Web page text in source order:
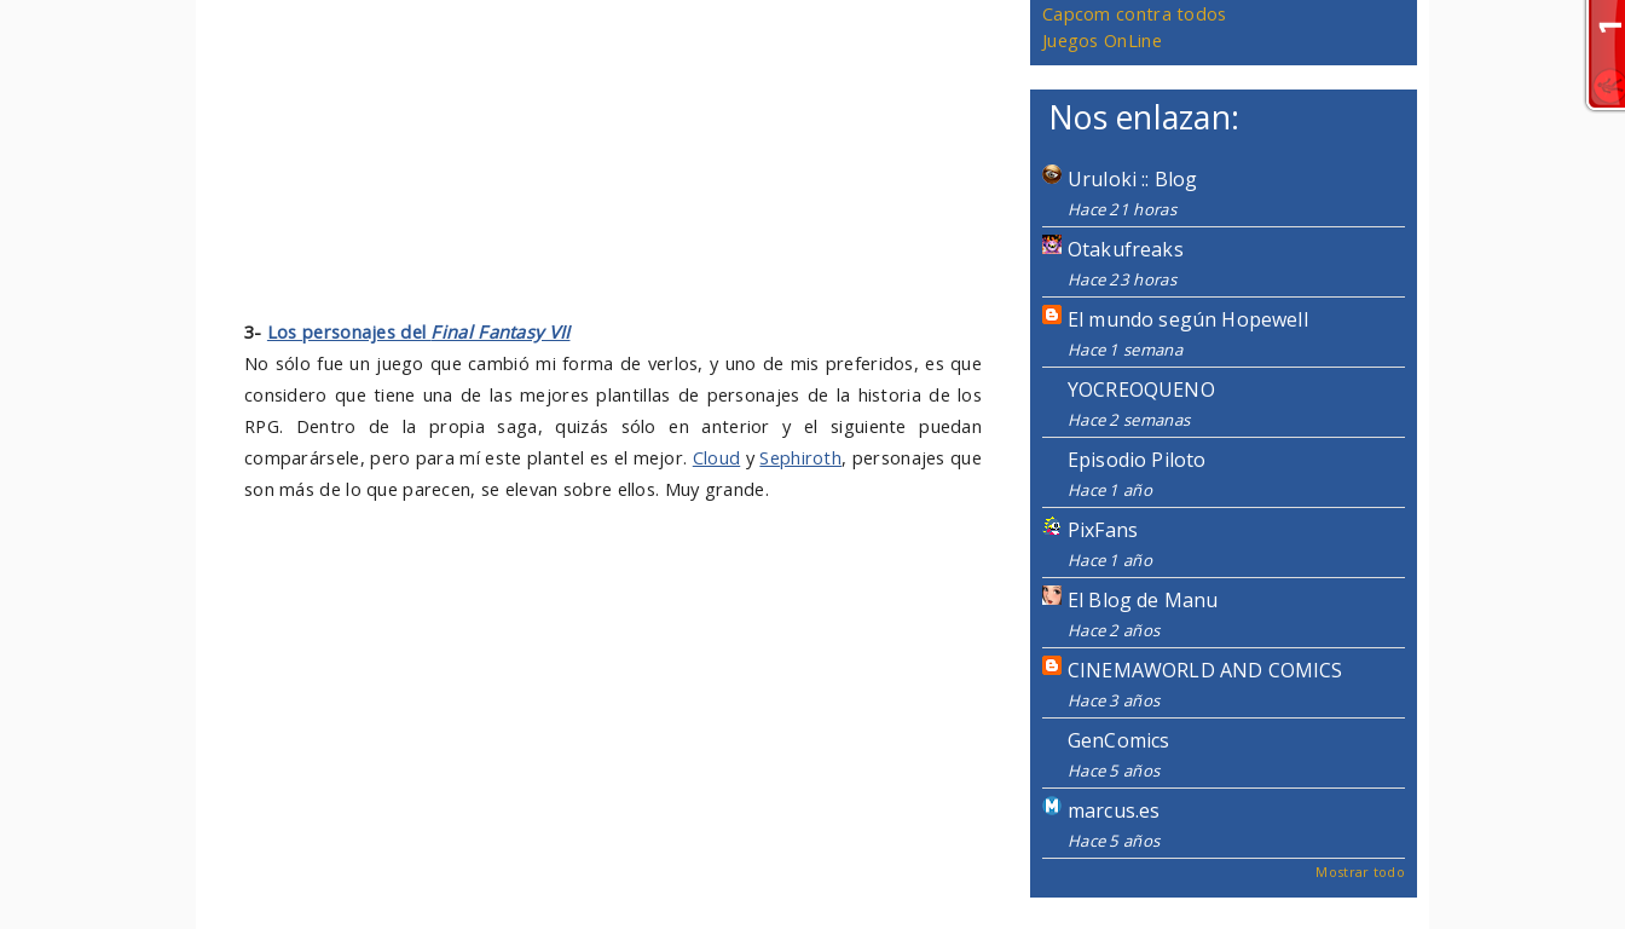
3- Los personajes del Final Fantasy VII
No sólo fue un juego que cambió mi forma de verlos, y uno de mis preferidos, es que
considero que tiene una de las mejores plantillas de personajes de la historia de los
RPG. Dentro de la propia saga, quizás sólo en anterior y el siguiente puedan
comparársele, pero para mí este plantel es el mejor. Cloud ySephiroth, personajes que
son más de lo que parecen, se elevan sobre ellos. Muy grande.
Capcom contra todos
Juegos OnLine
Nos enlazan:
Uruloki :: Blog
Hace 21 horas
Otakufreaks
Hace 23 horas
El mundo según Hopewell
Hace 1 semana
YOCREOQUENO
Hace 2 semanas
Episodio Piloto
Hace 1 año
PixFans
Hace 1 año
El Blog de Manu
Hace 2 años
CINEMAWORLD AND COMICS
Hace 3 años
GenComics
Hace 5 años
marcus.es
Hace 5 años
Mostrar todo